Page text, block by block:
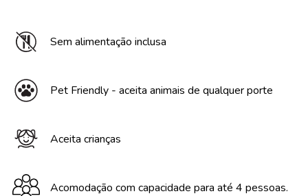
Sem alimentação inclusa
Pet Friendly - aceita animais de qualquer porte
Aceita crianças
Acomodação com capacidade para até 4 pessoas.